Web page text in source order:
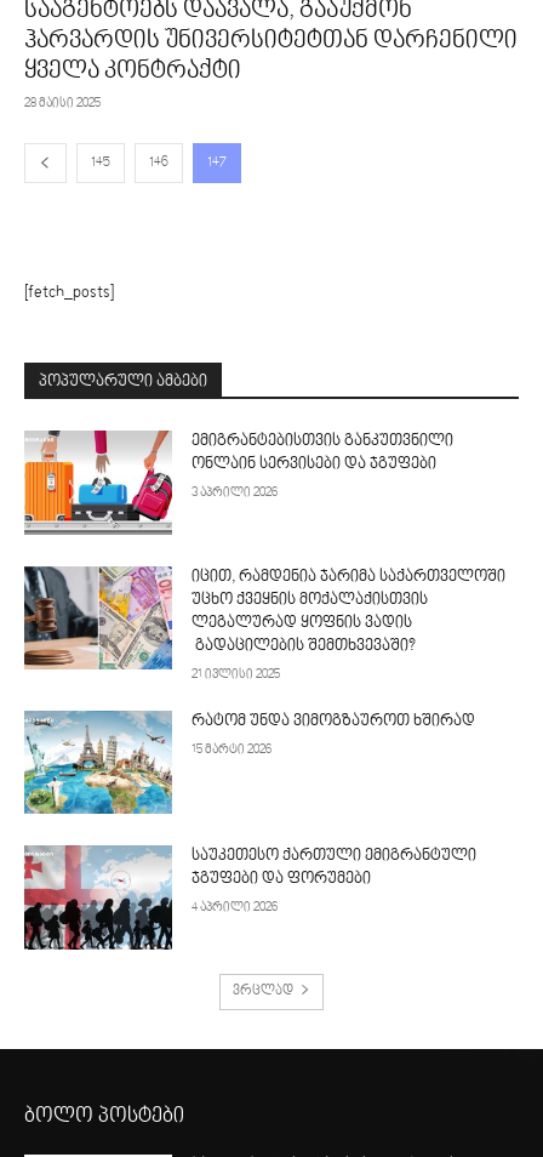
სააგენტოებს დაავალა, გააუქმონ
ჰარვარდის უნივერსიტეტთან დარჩენილი
ყველა კონტრაქტი
28 მაისი 2025
145 146 147
[fetch_posts]
ᲞᲝᲞᲣᲚᲐᲠᲣᲚᲘ ᲐᲛᲑᲔᲑᲘ
ემიგრანტებისთვის განკუთვნილი
ონლაინ სერვისები და ჯგუფები
3 აპრილი 2026
იცით, რამდენია ჯარიმა საქართველოში
უცხო ქვეყნის მოქალაქისთვის
ლეგალურად ყოფნის ვადის
გადაცილების შემთხვევაში?
21 ივლისი 2025
რატომ უნდა ვიმოგზაუროთ ხშირად
15 მარტი 2026
საუკეთესო ქართული ემიგრანტული
ჯგუფები და ფორუმები
4 აპრილი 2026
ვრცლად
ბოლო პოსტები